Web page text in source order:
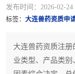
发布时间：2026-02-24
标签： 大连兽药资质申
大连兽药资质注
业类型、产品类